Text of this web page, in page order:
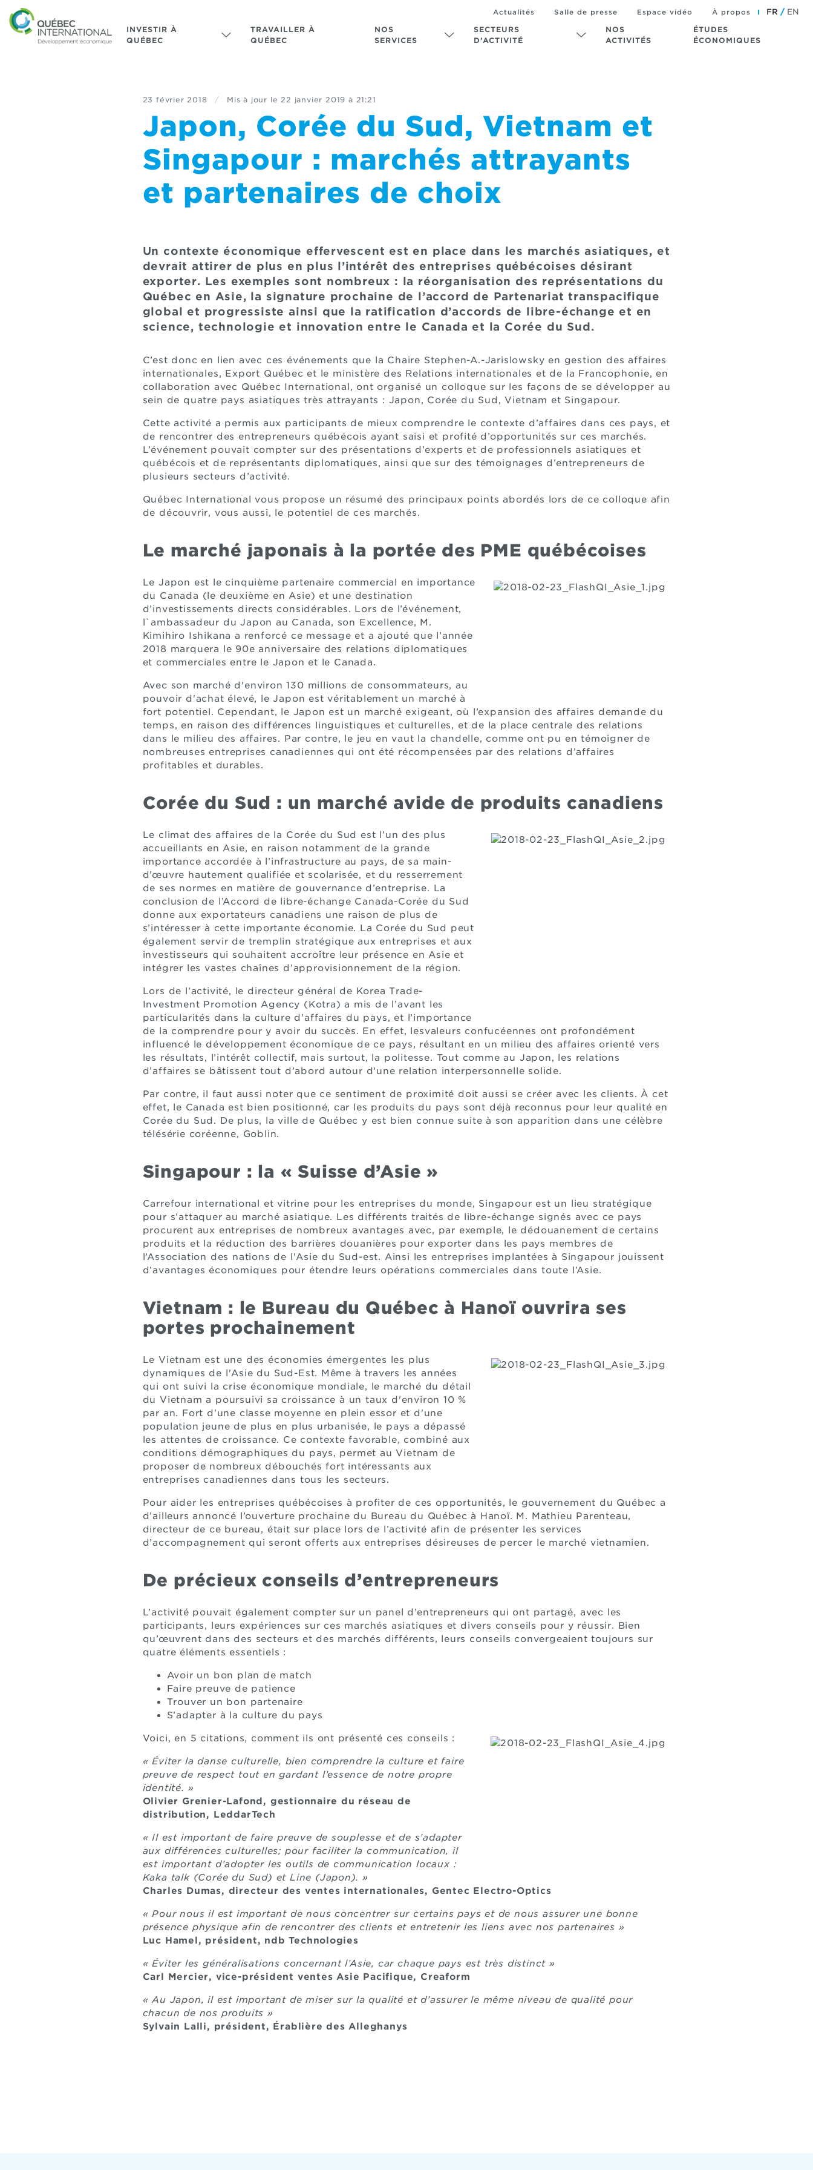
INVESTIR À
QUÉBEC
TRAVAILLER À
QUÉBEC
NOS
SERVICES
SECTEURS
D’ACTIVITÉ
NOS
ACTIVITÉS
ÉTUDES
ÉCONOMIQUES
Actualités Salle de presse Espace vidéo À propos FR EN
23 février 2018 / Mis à jour le 22 janvier 2019 à 21:21
Japon, Corée du Sud, Vietnam et
Singapour : marchés attrayants
et partenaires de choix
Un contexte économique effervescent est en place dans les marchés asiatiques, et
devrait attirer de plus en plus l’intérêt des entreprises québécoises désirant
exporter. Les exemples sont nombreux : la réorganisation des représentations du
Québec en Asie, la signature prochaine de l’accord de Partenariat transpacifique
global et progressiste ainsi que la ratification d’accords de libre-échange et en
science, technologie et innovation entre le Canada et la Corée du Sud.
C’est donc en lien avec ces événements que la Chaire Stephen-A.-Jarislowsky en gestion des affaires
internationales, Export Québec et le ministère des Relations internationales et de la Francophonie, en
collaboration avec Québec International, ont organisé un colloque sur les façons de se développer au
sein de quatre pays asiatiques très attrayants : Japon, Corée du Sud, Vietnam et Singapour.
Cette activité a permis aux participants de mieux comprendre le contexte d’affaires dans ces pays, et
de rencontrer des entrepreneurs québécois ayant saisi et profité d’opportunités sur ces marchés.
L’événement pouvait compter sur des présentations d’experts et de professionnels asiatiques et
québécois et de représentants diplomatiques, ainsi que sur des témoignages d’entrepreneurs de
plusieurs secteurs d’activité.
Québec International vous propose un résumé des principaux points abordés lors de ce colloque afin
de découvrir, vous aussi, le potentiel de ces marchés.
Le marché japonais à la portée des PME québécoises
Le Japon est le cinquième partenaire commercial en importance
du Canada (le deuxième en Asie) et une destination
d’investissements directs considérables. Lors de l’événement,
l`ambassadeur du Japon au Canada, son Excellence, M.
Kimihiro Ishikana a renforcé ce message et a ajouté que l’année
2018 marquera le 90e anniversaire des relations diplomatiques
et commerciales entre le Japon et le Canada.
Avec son marché d'environ 130 millions de consommateurs, au
pouvoir d'achat élevé, le Japon est véritablement un marché à
fort potentiel. Cependant, le Japon est un marché exigeant, où l’expansion des affaires demande du
temps, en raison des différences linguistiques et culturelles, et de la place centrale des relations
dans le milieu des affaires. Par contre, le jeu en vaut la chandelle, comme ont pu en témoigner de
nombreuses entreprises canadiennes qui ont été récompensées par des relations d’affaires
profitables et durables.
Corée du Sud : un marché avide de produits canadiens
Le climat des affaires de la Corée du Sud est l’un des plus
accueillants en Asie, en raison notamment de la grande
importance accordée à l’infrastructure au pays, de sa main-
d’œuvre hautement qualifiée et scolarisée, et du resserrement
de ses normes en matière de gouvernance d’entreprise. La
conclusion de l’Accord de libre-échange Canada-Corée du Sud
donne aux exportateurs canadiens une raison de plus de
s’intéresser à cette importante économie. La Corée du Sud peut
également servir de tremplin stratégique aux entreprises et aux
investisseurs qui souhaitent accroître leur présence en Asie et
intégrer les vastes chaînes d’approvisionnement de la région.
Lors de l’activité, le directeur général de Korea Trade-
Investment Promotion Agency (Kotra) a mis de l’avant les
particularités dans la culture d’affaires du pays, et l’importance
de la comprendre pour y avoir du succès. En effet, lesvaleurs confucéennes ont profondément
influencé le développement économique de ce pays, résultant en un milieu des affaires orienté vers
les résultats, l’intérêt collectif, mais surtout, la politesse. Tout comme au Japon, les relations
d’affaires se bâtissent tout d’abord autour d’une relation interpersonnelle solide.
Par contre, il faut aussi noter que ce sentiment de proximité doit aussi se créer avec les clients. À cet
effet, le Canada est bien positionné, car les produits du pays sont déjà reconnus pour leur qualité en
Corée du Sud. De plus, la ville de Québec y est bien connue suite à son apparition dans une célèbre
télésérie coréenne, Goblin.
Singapour : la « Suisse d’Asie »
Carrefour international et vitrine pour les entreprises du monde, Singapour est un lieu stratégique
pour s’attaquer au marché asiatique. Les différents traités de libre-échange signés avec ce pays
procurent aux entreprises de nombreux avantages avec, par exemple, le dédouanement de certains
produits et la réduction des barrières douanières pour exporter dans les pays membres de
l’Association des nations de l'Asie du Sud-est. Ainsi les entreprises implantées à Singapour jouissent
d’avantages économiques pour étendre leurs opérations commerciales dans toute l’Asie.
Vietnam : le Bureau du Québec à Hanoï ouvrira ses
portes prochainement
Le Vietnam est une des économies émergentes les plus
dynamiques de l'Asie du Sud-Est. Même à travers les années
qui ont suivi la crise économique mondiale, le marché du détail
du Vietnam a poursuivi sa croissance à un taux d'environ 10 %
par an. Fort d’une classe moyenne en plein essor et d'une
population jeune de plus en plus urbanisée, le pays a dépassé
les attentes de croissance. Ce contexte favorable, combiné aux
conditions démographiques du pays, permet au Vietnam de
proposer de nombreux débouchés fort intéressants aux
entreprises canadiennes dans tous les secteurs.
Pour aider les entreprises québécoises à profiter de ces opportunités, le gouvernement du Québec a
d’ailleurs annoncé l’ouverture prochaine du Bureau du Québec à Hanoï. M. Mathieu Parenteau,
directeur de ce bureau, était sur place lors de l’activité afin de présenter les services
d’accompagnement qui seront offerts aux entreprises désireuses de percer le marché vietnamien.
De précieux conseils d’entrepreneurs
L’activité pouvait également compter sur un panel d’entrepreneurs qui ont partagé, avec les
participants, leurs expériences sur ces marchés asiatiques et divers conseils pour y réussir. Bien
qu’œuvrent dans des secteurs et des marchés différents, leurs conseils convergeaient toujours sur
quatre éléments essentiels :
Avoir un bon plan de match
Faire preuve de patience
Trouver un bon partenaire
S’adapter à la culture du pays
Voici, en 5 citations, comment ils ont présenté ces conseils :
« Éviter la danse culturelle, bien comprendre la culture et faire
preuve de respect tout en gardant l’essence de notre propre
identité. »
Olivier Grenier-Lafond, gestionnaire du réseau de
distribution, LeddarTech
« Il est important de faire preuve de souplesse et de s’adapter
aux différences culturelles; pour faciliter la communication, il
est important d’adopter les outils de communication locaux :
Kaka talk (Corée du Sud) et Line (Japon). »
Charles Dumas, directeur des ventes internationales, Gentec Electro-Optics
« Pour nous il est important de nous concentrer sur certains pays et de nous assurer une bonne
présence physique afin de rencontrer des clients et entretenir les liens avec nos partenaires »
Luc Hamel, président, ndb Technologies
« Éviter les généralisations concernant l’Asie, car chaque pays est très distinct »
Carl Mercier, vice-président ventes Asie Pacifique, Creaform
« Au Japon, il est important de miser sur la qualité et d’assurer le même niveau de qualité pour
chacun de nos produits »
Sylvain Lalli, président, Érablière des Alleghanys